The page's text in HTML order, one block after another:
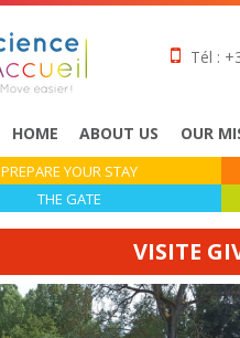
Tél :
HOME ABOUT US OUR
PREPARE YOUR STAY
THE GATE
VISITE